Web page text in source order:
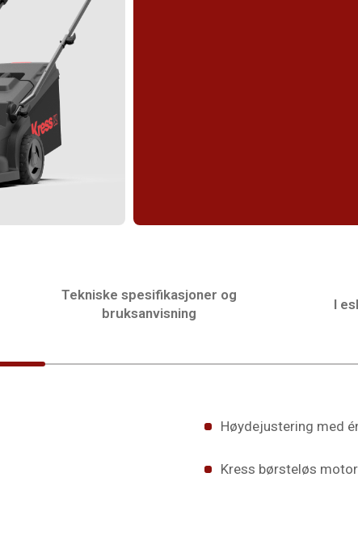
Tekniske spesifikasjoner og
bruksanvisning
I
Høydejustering med
Kress børsteløs motor